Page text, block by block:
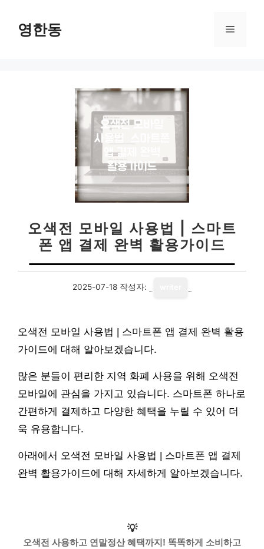
영한동 메
오색전 모바일 사용법 | 스마트
폰 앱 결제 완벽 활용가이드
2025-07-18 작성자:
오색전 모바일 사용법 | 스마트폰 앱 결제 완벽 활용
가이드에 대해 알아보겠습니다.
많은 분들이 편리한 지역 화폐 사용을 위해 오색전
모바일에 관심을 가지고 있습니다. 스마트폰 하나로
간편하게 결제하고 다양한 혜택을 누릴 수 있어 더
욱 유용합니다.
아래에서 오색전 모바일 사용법 | 스마트폰 앱 결제
완벽 활용가이드에 대해 자세하게 알아보겠습니다.
💡
오색전 사용하고 연말정산 혜택까지! 똑똑하게 소비하고